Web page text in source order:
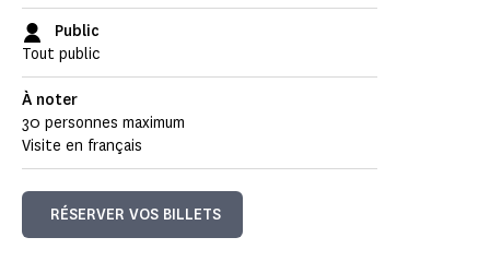
Public
Tout public
À noter
30 personnes maximum
Visite en français
RÉSERVER VOS BILLETS